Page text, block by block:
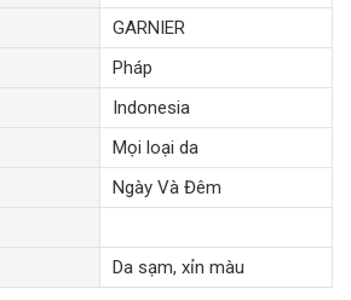
GARNIER
Pháp
Indonesia
Mọi loại da
Ngày Và Đêm
Da sạm, xỉn màu